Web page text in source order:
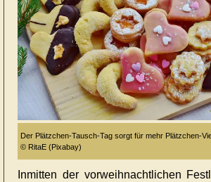
Der Plätzchen-Tausch-Tag sorgt für mehr Plätzchen-
© RitaE (Pixabay)
Inmitten der vorweihnachtlichen